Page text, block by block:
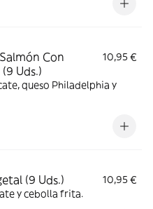
Con
Uds.)
10,95 €
queso Philadelphia y
(9 Uds.)
10,95 €
y cebolla frita.